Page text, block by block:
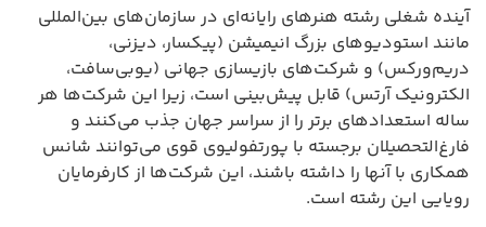
آینده شغلی رشته هنرهای رایانه‌ای در سازمان‌های بین‌المللی
مانند استودیوهای بزرگ انیمیشن (پیکسار، دیزنی،
دریم‌ورکس) و شرکت‌های بازیسازی جهانی (یوبی‌سافت،
الکترونیک آرتس) قابل پیش‌بینی است، زیرا این شرکت‌ها هر
ساله استعدادهای برتر را از سراسر جهان جذب می‌کنند و
فارغ‌التحصیلان برجسته با پورتفولیوی قوی می‌توانند شانس
همکاری با آنها را داشته باشند، این شرکت‌ها از کارفرمایان
رویایی این رشته است.